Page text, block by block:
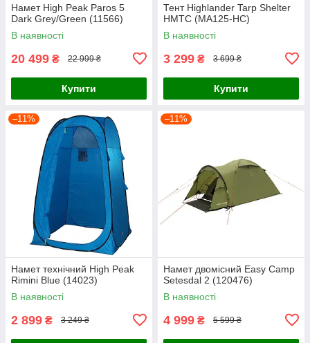
Намет High Peak Paros 5
Dark Grey/Green (11566)
В наявності
20 499 ₴ 22 999 ₴
Купити
Тент Highlander Tarp Shelter
HMTC (MA125-HC)
В наявності
3 299 ₴ 3 699 ₴
Купити
–11%
Намет технічний High Peak
Rimini Blue (14023)
В наявності
2 899 ₴ 3 249 ₴
–11%
Намет двомісний Easy Camp
Setesdal 2 (120476)
В наявності
4 999 ₴ 5 599 ₴